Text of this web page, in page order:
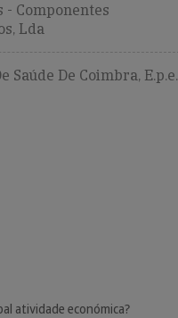
- Componentes
Lda
Saúde De Coimbra, E.p.e.
atividade económica?